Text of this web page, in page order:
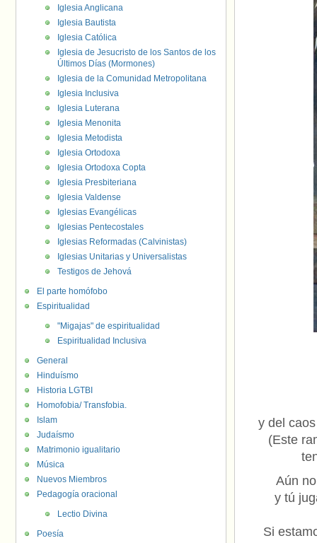
y del
(Este
Aún
y tú
Si
Iglesia Anglicana
Iglesia Bautista
Iglesia Católica
Iglesia de Jesucristo de los Santos de los
Últimos Días (Mormones)
Iglesia de la Comunidad Metropolitana
Iglesia Inclusiva
Iglesia Luterana
Iglesia Menonita
Iglesia Metodista
Iglesia Ortodoxa
Iglesia Ortodoxa Copta
Iglesia Presbiteriana
Iglesia Valdense
Iglesias Evangélicas
Iglesias Pentecostales
Iglesias Reformadas (Calvinistas)
Iglesias Unitarias y Universalistas
Testigos de Jehová
El parte homófobo
Espiritualidad
"Migajas" de espiritualidad
Espiritualidad Inclusiva
General
Hinduísmo
Historia LGTBI
Homofobia/ Transfobia.
Islam
Judaísmo
Matrimonio igualitario
Música
Nuevos Miembros
Pedagogía oracional
Lectio Divina
Poesía